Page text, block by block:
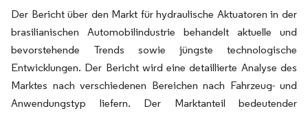
Der Bericht über den Markt für hydraulische Aktuatoren in der
brasilianischen Automobilindustrie behandelt aktuelle und
bevorstehende Trends sowie jüngste technologische
Entwicklungen. Der Bericht wird eine detaillierte Analyse des
Marktes nach verschiedenen Bereichen nach Fahrzeug- und
Anwendungstyp liefern. Der Marktanteil bedeutender